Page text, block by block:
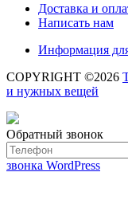
Доставка и
Написать нам
Информация
COPYRIGHT ©2026
и нужных вещей
Обратный звонок
звонка WordPress